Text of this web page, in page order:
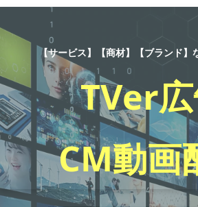
【サービス】【商材】【ブランド】
TVer
CM動画